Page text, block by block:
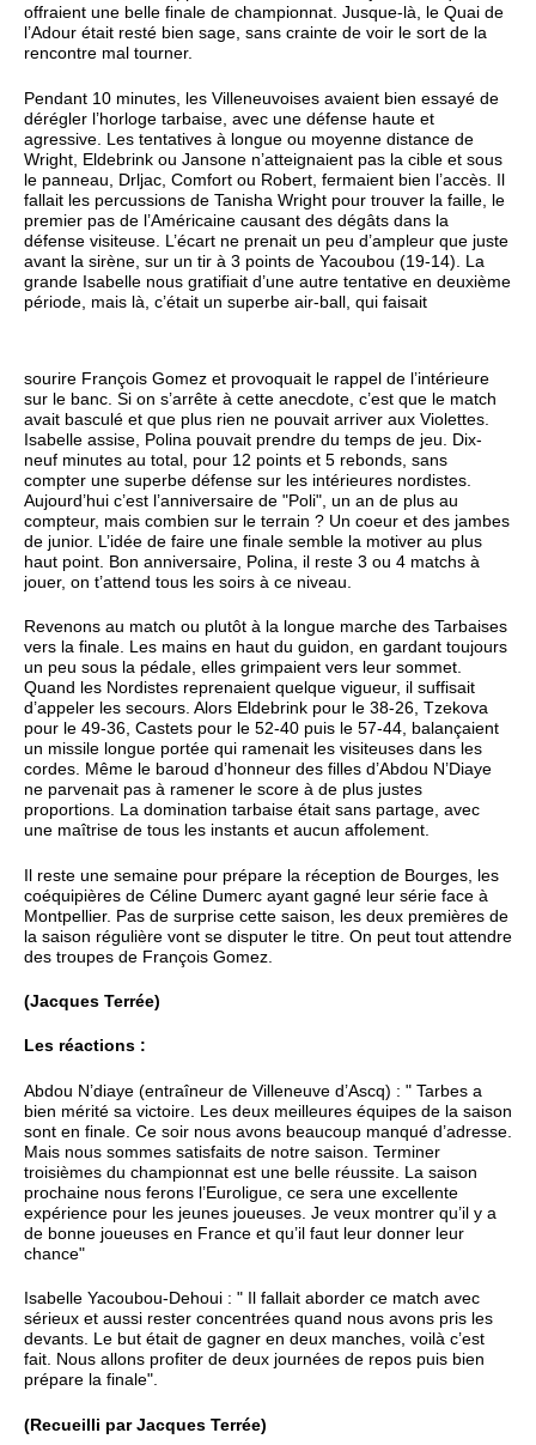
offraient une belle finale de championnat. Jusque-là, le Quai de
l’Adour était resté bien sage, sans crainte de voir le sort de la
rencontre mal tourner.
Pendant 10 minutes, les Villeneuvoises avaient bien essayé de
dérégler l’horloge tarbaise, avec une défense haute et
agressive. Les tentatives à longue ou moyenne distance de
Wright, Eldebrink ou Jansone n’atteignaient pas la cible et sous
le panneau, Drljac, Comfort ou Robert, fermaient bien l’accès. Il
fallait les percussions de Tanisha Wright pour trouver la faille, le
premier pas de l’Américaine causant des dégâts dans la
défense visiteuse. L’écart ne prenait un peu d’ampleur que juste
avant la sirène, sur un tir à 3 points de Yacoubou (19-14). La
grande Isabelle nous gratifiait d’une autre tentative en deuxième
période, mais là, c’était un superbe air-ball, qui faisait
sourire François Gomez et provoquait le rappel de l’intérieure
sur le banc. Si on s’arrête à cette anecdote, c’est que le match
avait basculé et que plus rien ne pouvait arriver aux Violettes.
Isabelle assise, Polina pouvait prendre du temps de jeu. Dix-
neuf minutes au total, pour 12 points et 5 rebonds, sans
compter une superbe défense sur les intérieures nordistes.
Aujourd’hui c’est l’anniversaire de "Poli", un an de plus au
compteur, mais combien sur le terrain ? Un coeur et des jambes
de junior. L’idée de faire une finale semble la motiver au plus
haut point. Bon anniversaire, Polina, il reste 3 ou 4 matchs à
jouer, on t’attend tous les soirs à ce niveau.
Revenons au match ou plutôt à la longue marche des Tarbaises
vers la finale. Les mains en haut du guidon, en gardant toujours
un peu sous la pédale, elles grimpaient vers leur sommet.
Quand les Nordistes reprenaient quelque vigueur, il suffisait
d’appeler les secours. Alors Eldebrink pour le 38-26, Tzekova
pour le 49-36, Castets pour le 52-40 puis le 57-44, balançaient
un missile longue portée qui ramenait les visiteuses dans les
cordes. Même le baroud d’honneur des filles d’Abdou N’Diaye
ne parvenait pas à ramener le score à de plus justes
proportions. La domination tarbaise était sans partage, avec
une maîtrise de tous les instants et aucun affolement.
Il reste une semaine pour prépare la réception de Bourges, les
coéquipières de Céline Dumerc ayant gagné leur série face à
Montpellier. Pas de surprise cette saison, les deux premières de
la saison régulière vont se disputer le titre. On peut tout attendre
des troupes de François Gomez.
(Jacques Terrée)
Les réactions :
Abdou N’diaye (entraîneur de Villeneuve d’Ascq) : " Tarbes a
bien mérité sa victoire. Les deux meilleures équipes de la saison
sont en finale. Ce soir nous avons beaucoup manqué d’adresse.
Mais nous sommes satisfaits de notre saison. Terminer
troisièmes du championnat est une belle réussite. La saison
prochaine nous ferons l’Euroligue, ce sera une excellente
expérience pour les jeunes joueuses. Je veux montrer qu’il y a
de bonne joueuses en France et qu’il faut leur donner leur
chance"
Isabelle Yacoubou-Dehoui : " Il fallait aborder ce match avec
sérieux et aussi rester concentrées quand nous avons pris les
devants. Le but était de gagner en deux manches, voilà c’est
fait. Nous allons profiter de deux journées de repos puis bien
prépare la finale".
(Recueilli par Jacques Terrée)